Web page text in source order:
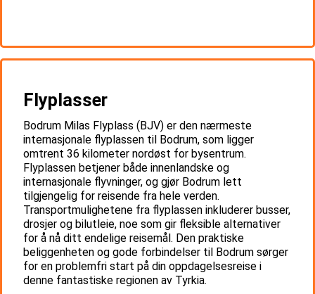
Flyplasser
Bodrum Milas Flyplass (BJV) er den nærmeste
internasjonale flyplassen til Bodrum, som ligger
omtrent 36 kilometer nordøst for bysentrum.
Flyplassen betjener både innenlandske og
internasjonale flyvninger, og gjør Bodrum lett
tilgjengelig for reisende fra hele verden.
Transportmulighetene fra flyplassen inkluderer busser,
drosjer og bilutleie, noe som gir fleksible alternativer
for å nå ditt endelige reisemål. Den praktiske
beliggenheten og gode forbindelser til Bodrum sørger
for en problemfri start på din oppdagelsesreise i
denne fantastiske regionen av Tyrkia.